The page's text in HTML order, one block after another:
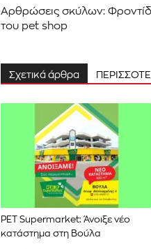
Αρθρώσεις σκύλων:
του pet shop
Σχετικά άρθρα
PET Supermarket: Άνοιξε νέο
κατάστημα στη Βούλα